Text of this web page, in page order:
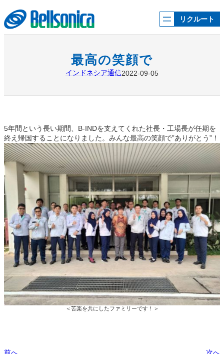
容
を
ス
リクルート
最高の笑顔で
インドネシア通信2022-09-05
5年間という長い期間、B-INDを支えてくれた社長・工場長が任期を
終え帰国することになりました。みんな最高の笑顔で”ありがとう”！
＜苦楽を共にしたファミリーです！＞